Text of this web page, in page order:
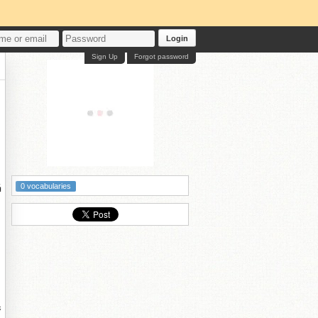
Login
Forgot password
Sign Up
0 vocabularies